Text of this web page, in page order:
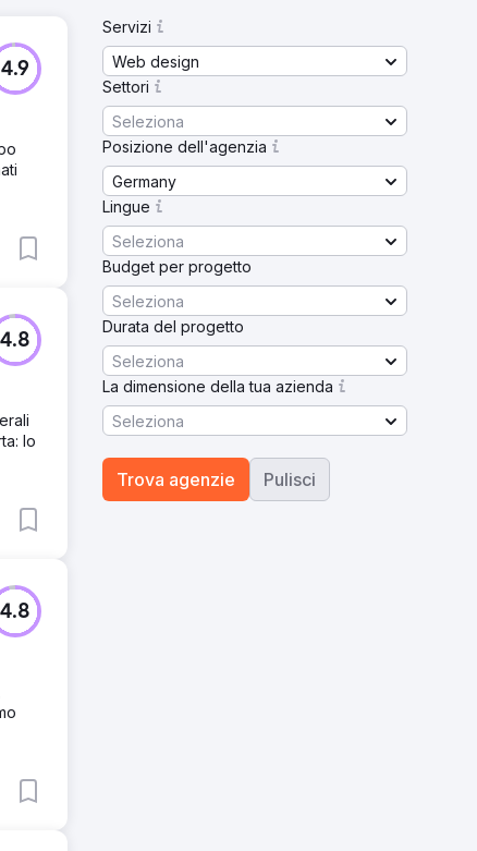
4.9
4.8
lo
4.8
Servizi
Web design
Settori
Seleziona
Posizione dell'agenzia
Germany
Lingue
Seleziona
Budget per progetto
Seleziona
Durata del progetto
Seleziona
La dimensione della tua azienda
Seleziona
Trova agenzie Pulisci